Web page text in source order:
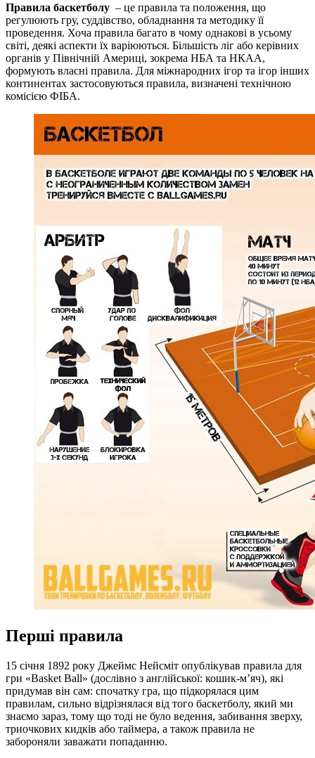
Правила баскетболу – це правила та положення, що
регулюють гру, суддівство, обладнання та методику її
проведення. Хоча правила багато в чому однакові в усьому
світі, деякі аспекти їх варіюються. Більшість ліг або керівних
органів у Північній Америці, зокрема НБА та НКАА,
формують власні правила. Для міжнародних ігор та ігор інших
континентах застосовуються правила, визначені технічною
комісією ФІБА.
Перші правила
15 січня 1892 року Джеймс Нейсміт опублікував правила для
гри «Basket Ball» (дослівно з англійської: кошик-м’яч), які
придумав він сам: спочатку гра, що підкорялася цим
правилам, сильно відрізнялася від того баскетболу, який ми
знаємо зараз, тому що тоді не було ведення, забивання зверху,
триочкових кидків або таймера, а також правила не
забороняли заважати попаданню.